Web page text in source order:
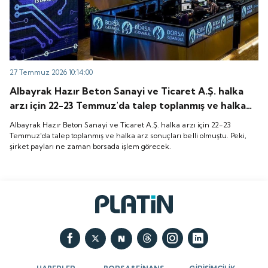
27 Temmuz 2026 10:14:00
Albayrak Hazır Beton Sanayi ve Ticaret A.Ş. halka
arzı için 22-23 Temmuz'da talep toplanmış ve halka
arz sonuçları belli olmuştu. Peki, şirket payları ne
zaman borsada işlem görecek.
Albayrak Hazır Beton Sanayi ve Ticaret A.Ş. halka arzı için 22-23
Temmuz'da talep toplanmış ve halka arz sonuçları belli olmuştu. Peki,
şirket payları ne zaman borsada işlem görecek.